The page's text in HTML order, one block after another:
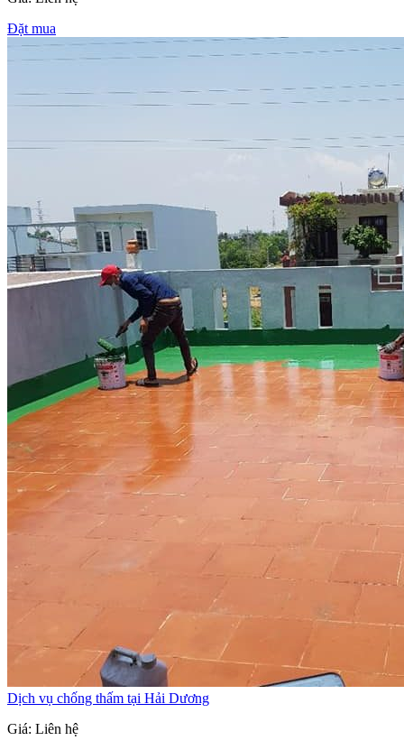
Đặt mua
Dịch vụ chống thấm tại Hải Dương
Giá: Liên hệ